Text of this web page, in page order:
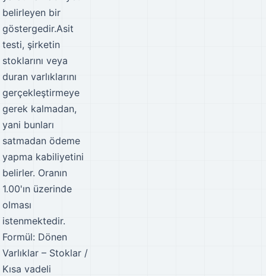
belirleyen bir
göstergedir.Asit
testi, şirketin
stoklarını veya
duran varlıklarını
gerçekleştirmeye
gerek kalmadan,
yani bunları
satmadan ödeme
yapma kabiliyetini
belirler. Oranın
1.00'ın üzerinde
olması
istenmektedir.
Formül: Dönen
Varlıklar – Stoklar /
Kısa vadeli